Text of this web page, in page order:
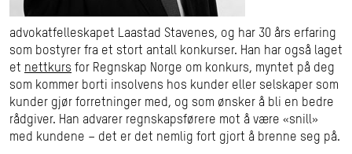
advokatfelleskapet Laastad Stavenes, og har 30 års erfaring
som bostyrer fra et stort antall konkurser. Han har også laget
et nettkurs for Regnskap Norge om konkurs, myntet på deg
som kommer borti insolvens hos kunder eller selskaper som
kunder gjør forretninger med, og som ønsker å bli en bedre
rådgiver. Han advarer regnskapsførere mot å være «snill»
med kundene – det er det nemlig fort gjort å brenne seg på.